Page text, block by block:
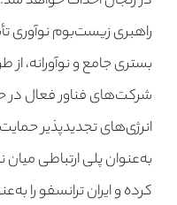
راهبری زیست‌بوم نوآوری
بستری جامع و نوآورانه، از
شرکت‌های فناور فعال در
انرژی‌های تجدیدپذیر
به‌عنوان پلی ارتباطی
کرده و ایران ترانسفو را